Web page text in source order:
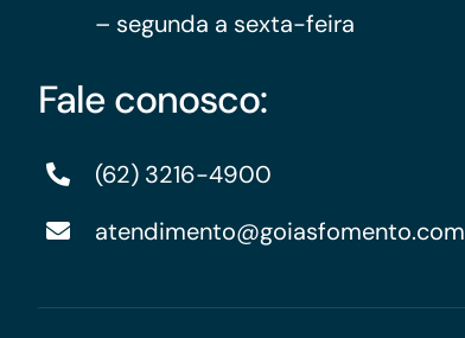
– segunda a sexta-feira
Fale conosco:
(62) 3216-4900
atendimento@goiasfomento.com